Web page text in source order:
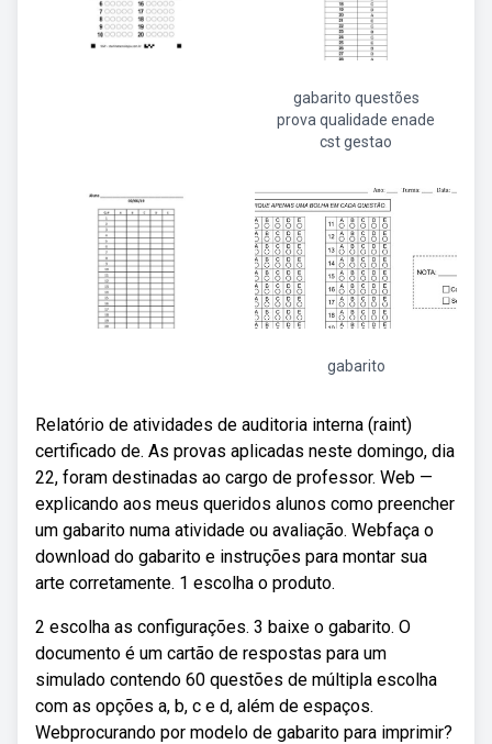
gabarito questões
prova qualidade enade
cst gestao
gabarito
Relatório de atividades de auditoria interna (raint)
certificado de. As provas aplicadas neste domingo, dia
22, foram destinadas ao cargo de professor. Web —
explicando aos meus queridos alunos como preencher
um gabarito numa atividade ou avaliação. Webfaça o
download do gabarito e instruções para montar sua
arte corretamente. 1 escolha o produto.
2 escolha as configurações. 3 baixe o gabarito. O
documento é um cartão de respostas para um
simulado contendo 60 questões de múltipla escolha
com as opções a, b, c e d, além de espaços.
Webprocurando por modelo de gabarito para imprimir?